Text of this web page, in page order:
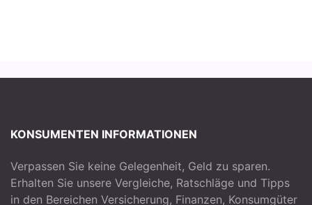
KONSUMENTEN INFORMATIONEN
Verpassen Sie keine Gelegenheit, Geld zu sparen.
Erhalten Sie unsere Vergleiche, Ratschläge und Tipps
in den Bereichen Versicherung, Finanzen, Konsumgüter